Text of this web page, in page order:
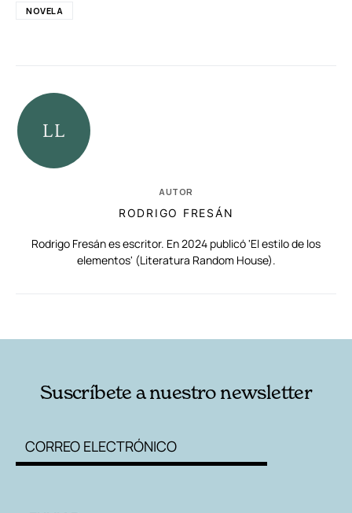
NOVELA
AUTOR
RODRIGO FRESÁN
Rodrigo Fresán es escritor. En 2024 publicó 'El estilo de los
elementos' (Literatura Random House).
Suscríbete a nuestro newsletter